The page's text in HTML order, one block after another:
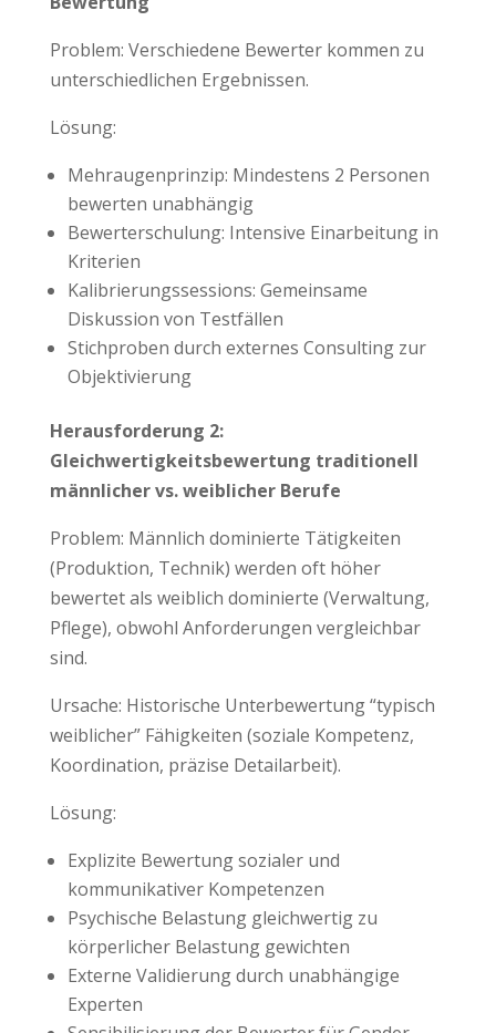
Problem: Verschiedene Bewerter kommen zu
unterschiedlichen Ergebnissen.
Lösung:
Mehraugenprinzip: Mindestens 2 Personen
bewerten unabhängig
Bewerterschulung: Intensive Einarbeitung in
Kriterien
Kalibrierungssessions: Gemeinsame
Diskussion von Testfällen
Stichproben durch externes Consulting zur
Objektivierung
Herausforderung 2:
Gleichwertigkeitsbewertung traditionell
männlicher vs. weiblicher Berufe
Problem: Männlich dominierte Tätigkeiten
(Produktion, Technik) werden oft höher
bewertet als weiblich dominierte (Verwaltung,
Pflege), obwohl Anforderungen vergleichbar
sind.
Ursache: Historische Unterbewertung “typisch
weiblicher” Fähigkeiten (soziale Kompetenz,
Koordination, präzise Detailarbeit).
Lösung:
Explizite Bewertung sozialer und
kommunikativer Kompetenzen
Psychische Belastung gleichwertig zu
körperlicher Belastung gewichten
Externe Validierung durch unabhängige
Experten